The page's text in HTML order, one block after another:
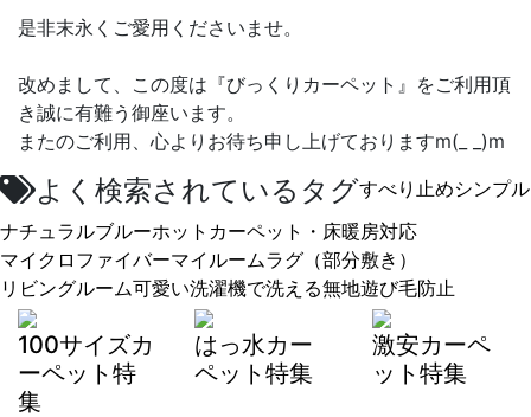
是非末永くご愛用くださいませ。
改めまして、この度は『びっくりカーペット』をご利用頂
き誠に有難う御座います。
またのご利用、心よりお待ち申し上げておりますm(_ _)m
よく検索されているタグすべり止めシンプル
ナチュラルブルーホットカーペット・床暖房対応
マイクロファイバーマイルームラグ（部分敷き）
リビングルーム可愛い洗濯機で洗える無地遊び毛防止
100サイズカ
ーペット特
集
はっ水カー
ペット特集
激安カーペ
ット特集